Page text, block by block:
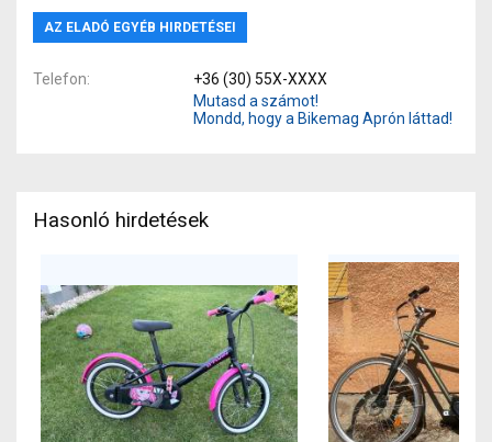
AZ ELADÓ EGYÉB HIRDETÉSEI
Telefon
+36 (30) 55X-XXXX
Mutasd a számot!
Mondd, hogy a Bikemag Aprón láttad!
Hasonló hirdetések